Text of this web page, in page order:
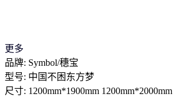
更多
品牌: Symbol/穗宝
型号: 中国不困东方梦
尺寸: 1200mm*1900mm